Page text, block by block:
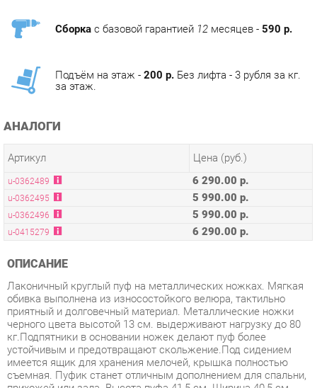
Подъём на этаж - 200 р.
Без лифта - 3 рубля за кг.
АНАЛОГИ
u-0362495 5 990.00 р.
u-0415279 6 290.00 р.
ОПИСАНИЕ
Лаконичный круглый пуф на металлических ножках. Мягкая
приятный и долговечный материал. Металлические ножки
кг.Подпятники в основании ножек делают пуф более
устойчивым и предотвращают скольжение.Под сидением
имеется ящик для хранения мелочей, крышка полностью
съемная. Пуфик станет отличным дополнением для спальни,
прихожей или зала. Высота пуфа 41,5 см. Ширина 40,5 см.
Условия покупки
Благодаря качественным фото, исчерпывающей информации